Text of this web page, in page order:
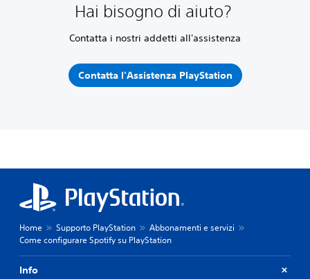
Hai bisogno di aiuto?
Contatta i nostri addetti all'assistenza
Contatta l'Assistenza PlayStation
Home Supporto PlayStation
Abbonamenti e servizi
Come configurare Spotify su PlayStation
Info